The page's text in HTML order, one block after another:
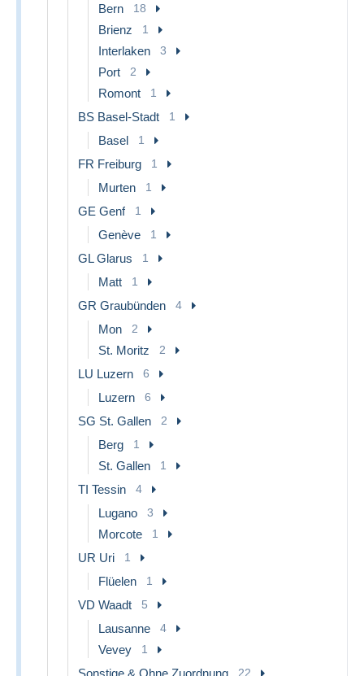
Bern 18
Brienz 1
Interlaken 3
Port 2
Romont 1
BS Basel-Stadt 1
Basel 1
FR Freiburg 1
Murten 1
GE Genf 1
Genève 1
GL Glarus 1
Matt 1
GR Graubünden 4
Mon 2
St. Moritz 2
LU Luzern 6
Luzern 6
SG St. Gallen 2
Berg 1
St. Gallen 1
TI Tessin 4
Lugano 3
Morcote 1
UR Uri 1
Flüelen 1
VD Waadt 5
Lausanne 4
Vevey 1
Sonstige & Ohne Zuordnung 22